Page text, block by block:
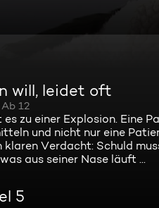
will, leidet oft
Ab 12
zu einer Explosion. Eine
und nicht nur eine
klaren Verdacht: Schuld
aus seiner Nase läuft ...
5